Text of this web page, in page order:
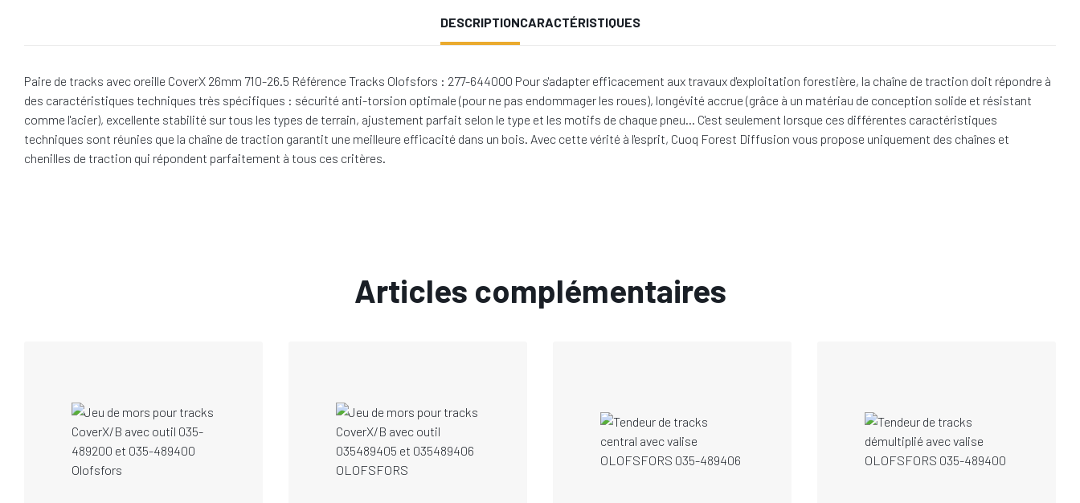
DESCRIPTIONCARACTÉRISTIQUES
Paire de tracks avec oreille CoverX 26mm 710-26.5 Référence Tracks Olofsfors : 277-644000 Pour s'adapter efficacement aux travaux d'exploitation forestière, la chaîne de traction doit répondre à
des caractéristiques techniques très spécifiques : sécurité anti-torsion optimale (pour ne pas endommager les roues), longévité accrue (grâce à un matériau de conception solide et résistant
comme l'acier), excellente stabilité sur tous les types de terrain, ajustement parfait selon le type et les motifs de chaque pneu… C'est seulement lorsque ces différentes caractéristiques
techniques sont réunies que la chaîne de traction garantit une meilleure efficacité dans un bois. Avec cette vérité à l'esprit, Cuoq Forest Diffusion vous propose uniquement des chaînes et
chenilles de traction qui répondent parfaitement à tous ces critères.
Articles complémentaires